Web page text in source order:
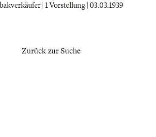
| 1 Vorstellung | 03.03.1939
Zurück zur Suche